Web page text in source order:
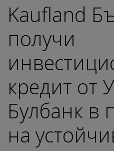
Kaufland
получи
кредит от
Булбанк в
на